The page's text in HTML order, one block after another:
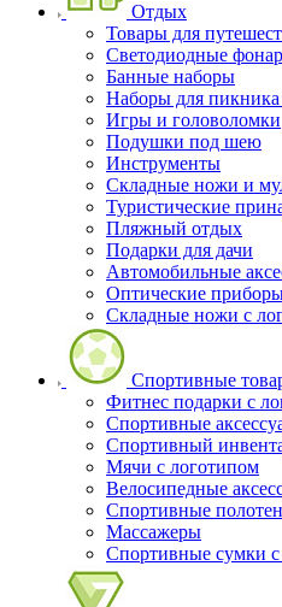
Отдых
Товары для
Светодиодные
Банные наборы
Наборы для
Игры и головоломки
Подушки под шею
Инструменты
Складные ножи и
Туристические
Пляжный отдых
Подарки для дачи
Автомобильные
Оптические
Складные ножи с
Спортивные
Фитнес подарки с
Спортивные
Спортивный
Мячи с логотипом
Велосипедные
Спортивные
Массажеры
Спортивные сумки